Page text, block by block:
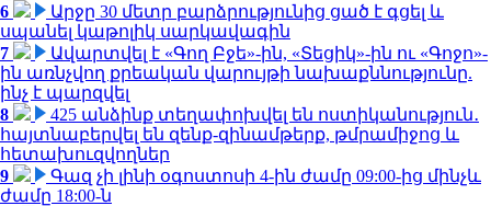
6
Արջը 30 մետր բարձրությունից ցած է գցել և
սպանել կաթոլիկ սարկավագին
7
Ավարտվել է «Գող Բջե»-ին, «Տեցիկ»-ին ու «Գոջո»-
ին առնչվող քրեական վարույթի նախաքննությունը.
ինչ է պարզվել
8
425 անձինք տեղափոխվել են ոստիկանություն․
հայտնաբերվել են զենք-զինամթերք, թմրամիջոց և
հետախուզվողներ
9
Գազ չի լինի օգոստոսի 4-ին ժամը 09:00-ից մինչև
ժամը 18:00-ն